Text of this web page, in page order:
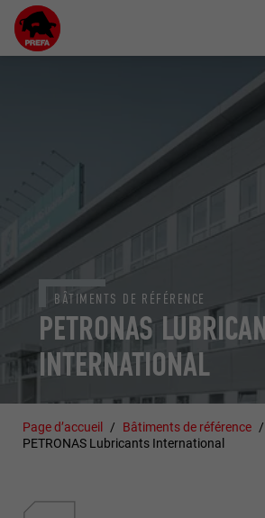
PETRONAS
INTERNATIONAL
BÂTIMENTS DE RÉFÉRENCE
Page d’accueil
Bâtiments de référence
PETRONAS Lubricants International